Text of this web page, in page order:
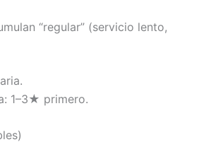
“regular” (servicio lento,
1–3★ primero.